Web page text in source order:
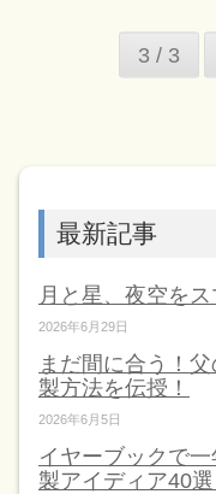
3 / 3
最新記事
月と星、夜空を
2026年6月29日
まだ間に合う！
製方法を伝授！
2026年6月5日
イヤーブックで
製アイディア40選